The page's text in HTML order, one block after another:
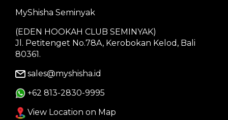
MyShisha Seminyak
(EDEN HOOKAH CLUB SEMINYAK)
Jl. Petitenget No.78A, Kerobokan Kelod, Bali
80361.
sales@myshisha.id
+62 813-2830-9995
View Location on Map